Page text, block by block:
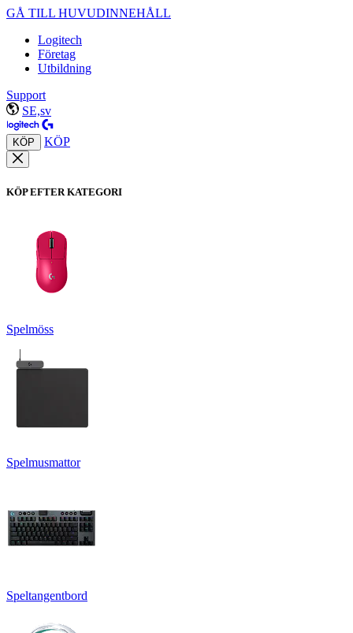
GÅ TILL HUVUDINNEHÅLL
Logitech
Företag
Utbildning
Support
SE,sv
KÖP KÖP
KÖP EFTER KATEGORI
Spelmöss
Spelmusmattor
Speltangentbord